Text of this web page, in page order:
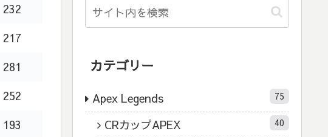
232
217
281
252
193
カテゴリー
Apex Legends 75
CRカップAPEX 40